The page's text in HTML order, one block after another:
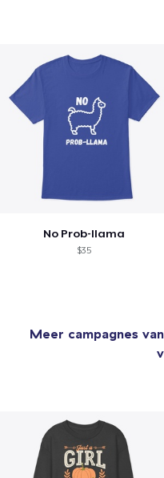
No Prob-llama
$35
Meer campagnes van